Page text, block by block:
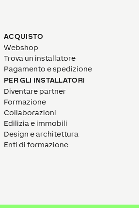
ACQUISTO
Webshop
Trova un installatore
Pagamento e spedizione
PER GLI INSTALLATORI
Diventare partner
Formazione
Collaborazioni
Edilizia e immobili
Design e architettura
Enti di formazione